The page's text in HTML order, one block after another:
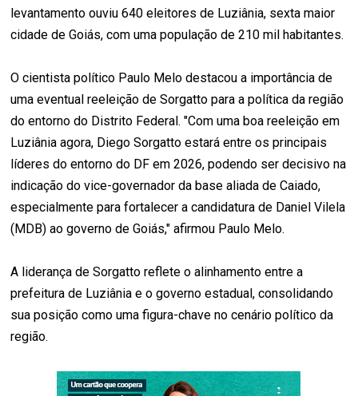
levantamento ouviu 640 eleitores de Luziânia, sexta maior
cidade de Goiás, com uma população de 210 mil habitantes.
O cientista político Paulo Melo destacou a importância de
uma eventual reeleição de Sorgatto para a política da região
do entorno do Distrito Federal. "Com uma boa reeleição em
Luziânia agora, Diego Sorgatto estará entre os principais
líderes do entorno do DF em 2026, podendo ser decisivo na
indicação do vice-governador da base aliada de Caiado,
especialmente para fortalecer a candidatura de Daniel Vilela
(MDB) ao governo de Goiás," afirmou Paulo Melo.
A liderança de Sorgatto reflete o alinhamento entre a
prefeitura de Luziânia e o governo estadual, consolidando
sua posição como uma figura-chave no cenário político da
região.